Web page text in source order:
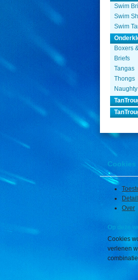
Swim
Swim
Swim
Boxers
Briefs
Tangas
Thongs
Cookies
Over
Op deze
Cookies
verlenen